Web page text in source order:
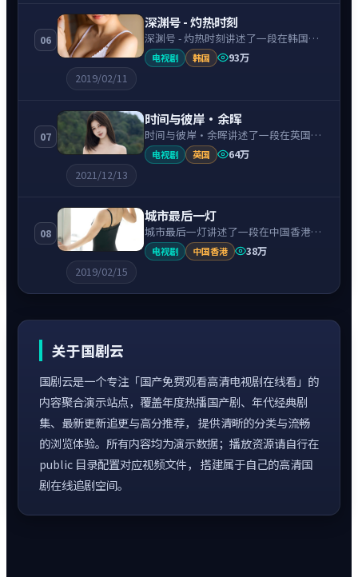
06
深渊号 - 灼热时刻
深渊号 - 灼热时刻讲述了一段在韩国背
景下的冒险故事，围绕裴秀智饰演的主
角逐层展开，人物动机与命运转折相互
电视剧 韩国
93万
2019/02/11
07
时间与彼岸·余晖
时间与彼岸·余晖讲述了一段在英国背
景下的冒险故事，围绕凯特·温斯莱特
饰演的主角逐层展开，人物动机与命运
电视剧 英国
64万
2021/12/13
08
城市最后一灯
城市最后一灯讲述了一段在中国香港背
景下的冒险故事，围绕周润发饰演的主
角逐层展开，人物动机与命运转折相互
电视剧 中国香港
38万
2019/02/15
关于国剧云
国剧云是一个专注「国产免费观看高清电视剧在线看」的
内容聚合演示站点，覆盖年度热播国产剧、年代经典剧
集、最新更新追更与高分推荐， 提供清晰的分类与流畅
的浏览体验。所有内容均为演示数据；播放资源请自行在
public 目录配置对应视频文件， 搭建属于自己的高清国
剧在线追剧空间。